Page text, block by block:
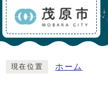
現在位置 ホーム